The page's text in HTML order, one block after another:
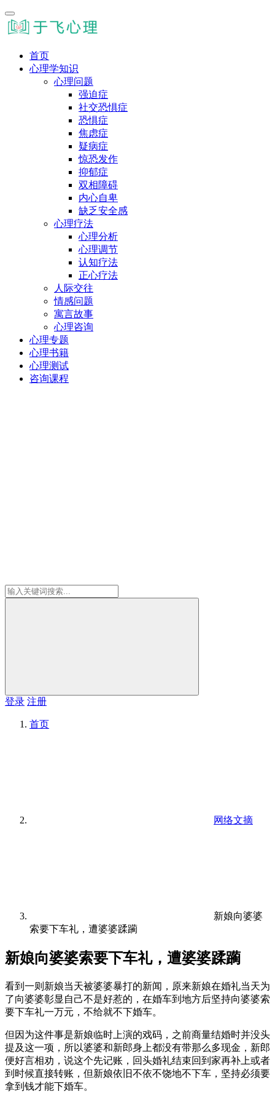
首页
心理学知识
心理问题
强迫症
社交恐惧症
恐惧症
焦虑症
疑病症
惊恐发作
抑郁症
双相障碍
内心自卑
缺乏安全感
心理疗法
心理分析
心理调节
认知疗法
正心疗法
人际交往
情感问题
寓言故事
心理咨询
心理专题
心理书籍
心理测试
咨询课程
登录 注册
首页
网络文摘
新娘向婆婆
索要下车礼，遭婆婆蹂躏
新娘向婆婆索要下车礼，遭婆婆蹂躏
看到一则新娘当天被婆婆暴打的新闻，原来新娘在婚礼当天为
了向婆婆彰显自己不是好惹的，在婚车到地方后坚持向婆婆索
要下车礼一万元，不给就不下婚车。
但因为这件事是新娘临时上演的戏码，之前商量结婚时并没头
提及这一项，所以婆婆和新郎身上都没有带那么多现金，新郎
便好言相劝，说这个先记账，回头婚礼结束回到家再补上或者
到时候直接转账，但新娘依旧不依不饶地不下车，坚持必须要
拿到钱才能下婚车。